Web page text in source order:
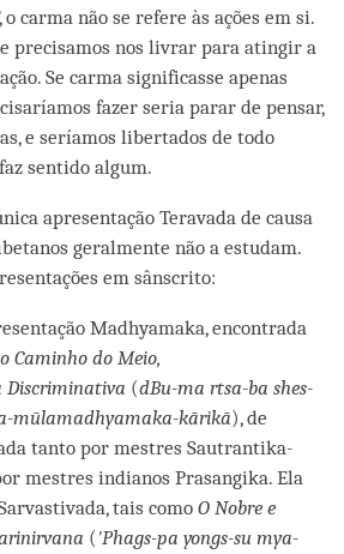
o carma não se refere às ações em si.
precisamos nos livrar para atingir a
Se carma significasse apenas
fazer seria parar de pensar,
e seríamos libertados de todo
sentido algum.
apresentação Teravada de causa
geralmente não a estudam.
em sânscrito:
Madhyamaka, encontrada
Caminho do Meio,
Discriminativa (dBu-ma rtsa-ba shes-
mūlamadhyamaka-kārikā), de
tanto por mestres Sautrantika-
mestres indianos Prasangika. Ela
tais como O Nobre e
( 'Phags-pa yongs-su mya-